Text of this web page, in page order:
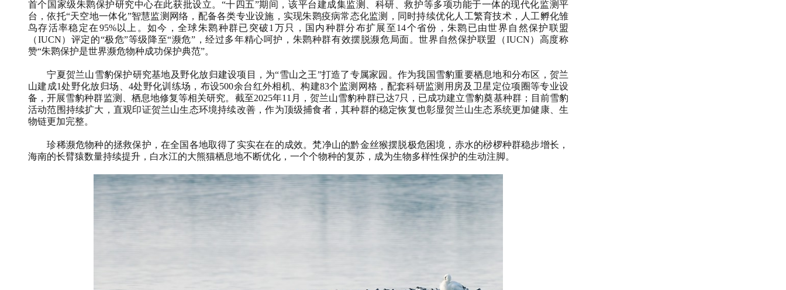
首个国家级朱鹮保护研究中心在此获批设立。“十四五”期间，该平台建成集监测、科研、救护等多项功能于一体的现代化监测平
台，依托“天空地一体化”智慧监测网络，配备各类专业设施，实现朱鹮疫病常态化监测，同时持续优化人工繁育技术，人工孵化雏
鸟存活率稳定在95%以上。如今，全球朱鹮种群已突破1万只，国内种群分布扩展至14个省份，朱鹮已由世界自然保护联盟
（IUCN）评定的“极危”等级降至“濒危”，经过多年精心呵护，朱鹮种群有效摆脱濒危局面。世界自然保护联盟（IUCN）高度称
赞“朱鹮保护是世界濒危物种成功保护典范”。
宁夏贺兰山雪豹保护研究基地及野化放归建设项目，为“雪山之王”打造了专属家园。作为我国雪豹重要栖息地和分布区，贺兰
山建成1处野化放归场、4处野化训练场，布设500余台红外相机、构建83个监测网格，配套科研监测用房及卫星定位项圈等专业设
备，开展雪豹种群监测、栖息地修复等相关研究。截至2025年11月，贺兰山雪豹种群已达7只，已成功建立雪豹奠基种群；目前雪豹
活动范围持续扩大，直观印证贺兰山生态环境持续改善，作为顶级捕食者，其种群的稳定恢复也彰显贺兰山生态系统更加健康、生
物链更加完整。
珍稀濒危物种的拯救保护，在全国各地取得了实实在在的成效。梵净山的黔金丝猴摆脱极危困境，赤水的桫椤种群稳步增长，
海南的长臂猿数量持续提升，白水江的大熊猫栖息地不断优化，一个个物种的复苏，成为生物多样性保护的生动注脚。